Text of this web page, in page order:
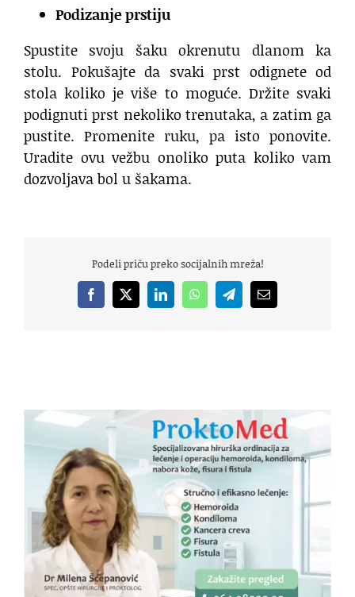
Podizanje prstiju
Spustite svoju šaku okrenutu dlanom ka
stolu. Pokušajte da svaki prst odignete od
stola koliko je više to moguće. Držite svaki
podignuti prst nekoliko trenutaka, a zatim ga
pustite. Promenite ruku, pa isto ponovite.
Uradite ovu vežbu onoliko puta koliko vam
dozvoljava bol u šakama.
Podeli priču preko socijalnih mreža!
Facebook
X LinkedInWhatsAppTelegramEmail